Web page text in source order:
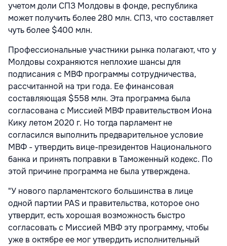
учетом доли СПЗ Молдовы в фонде, республика
может получить более 280 млн. СПЗ, что составляет
чуть более $400 млн.
Профессиональные участники рынка полагают, что у
Молдовы сохраняются неплохие шансы для
подписания с МВФ программы сотрудничества,
рассчитанной на три года. Ее финансовая
составляющая $558 млн. Эта программа была
согласована с Миссией МВФ правительством Иона
Кику летом 2020 г. Но тогда парламент не
согласился выполнить предварительное условие
МВФ - утвердить вице-президентов Национального
банка и принять поправки в Таможенный кодекс. По
этой причине программа не была утверждена.
"У нового парламентского большинства в лице
одной партии PAS и правительства, которое оно
утвердит, есть хорошая возможность быстро
согласовать с Миссией МВФ эту программу, чтобы
уже в октябре ее мог утвердить исполнительный